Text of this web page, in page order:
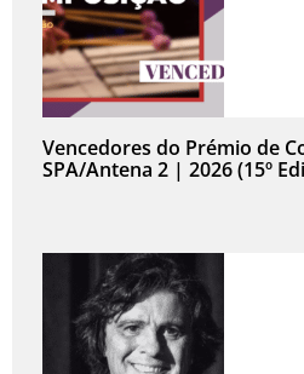
Vencedores do Prémio de
SPA/Antena 2 | 2026 (15º